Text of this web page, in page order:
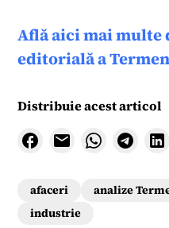
Află aici mai
editorială a
Distribuie acest articol
afaceri analize
industrie